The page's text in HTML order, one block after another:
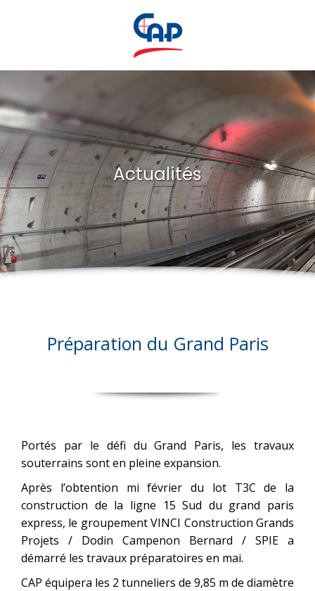
Actualités
Préparation du Grand Paris
Portés par le défi du Grand Paris, les travaux
souterrains sont en pleine expansion.
Après l’obtention mi février du lot T3C de la
construction de la ligne 15 Sud du grand paris
express, le groupement VINCI Construction Grands
Projets / Dodin Campenon Bernard / SPIE a
démarré les travaux préparatoires en mai.
CAP équipera les 2 tunneliers de 9,85 m de diamètre